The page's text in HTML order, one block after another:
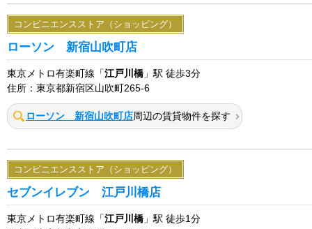
コンビニエンスストア（ショッピング）
ローソン 新宿山吹町店
東京メトロ有楽町線「 江戸川橋 」駅 徒歩3分
住所：東京都新宿区山吹町265-6
ローソン 新宿山吹町店周辺の賃貸物件を探す
コンビニエンスストア（ショッピング）
セブンイレブン 江戸川橋店
東京メトロ有楽町線「 江戸川橋 」駅 徒歩1分